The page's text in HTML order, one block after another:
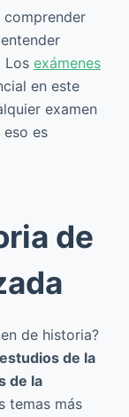
comprender
Los exámenes
en este
examen
es
de
de historia?
de la
de la
temas más